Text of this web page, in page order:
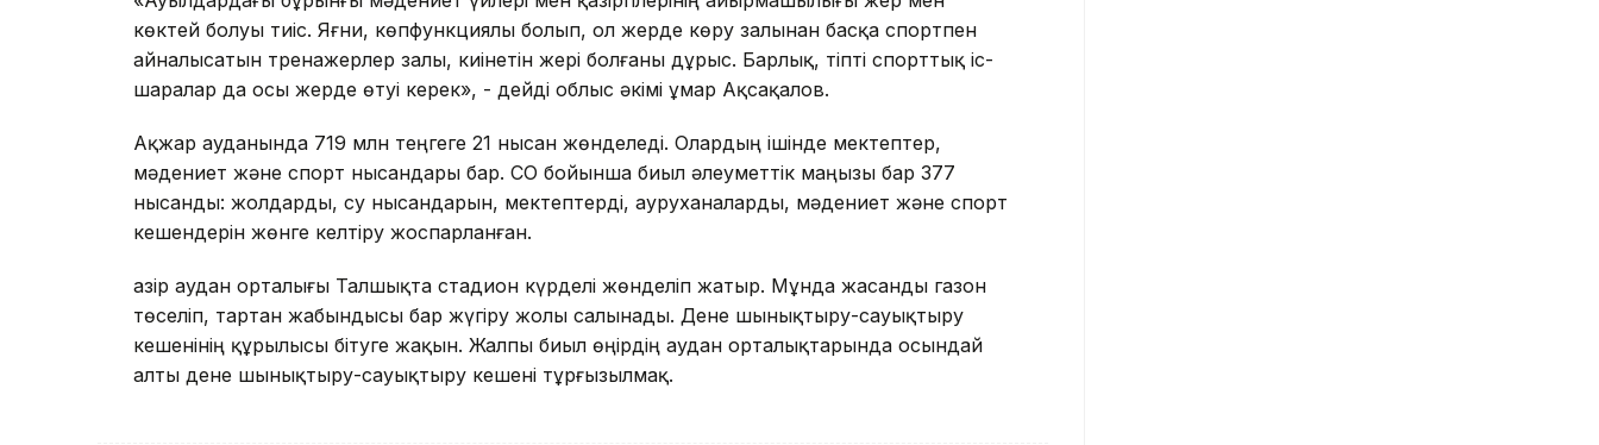
көктей болуы тиіс. Яғни, көпфункциялы болып, ол жерде көру залынан басқа спортпен
айналысатын тренажерлер залы, киінетін жері болғаны дұрыс. Барлық, тіпті спорттық іс-
шаралар да осы жерде өтуі керек», - дейді облыс әкімі Құмар Ақсақалов.
Ақжар ауданында 719 млн теңгеге 21 нысан жөнделеді. Олардың ішінде мектептер,
мәдениет және спорт нысандары бар. СҚО бойынша биыл әлеуметтік маңызы бар 377
нысанды: жолдарды, су нысандарын, мектептерді, ауруханаларды, мәдениет және спорт
кешендерін жөнге келтіру жоспарланған.
Қазір аудан орталығы Талшықта стадион күрделі жөнделіп жатыр. Мұнда жасанды газон
төселіп, тартан жабындысы бар жүгіру жолы салынады. Дене шынықтыру-сауықтыру
кешенінің құрылысы бітуге жақын. Жалпы биыл өңірдің аудан орталықтарында осындай
алты дене шынықтыру-сауықтыру кешені тұрғызылмақ.